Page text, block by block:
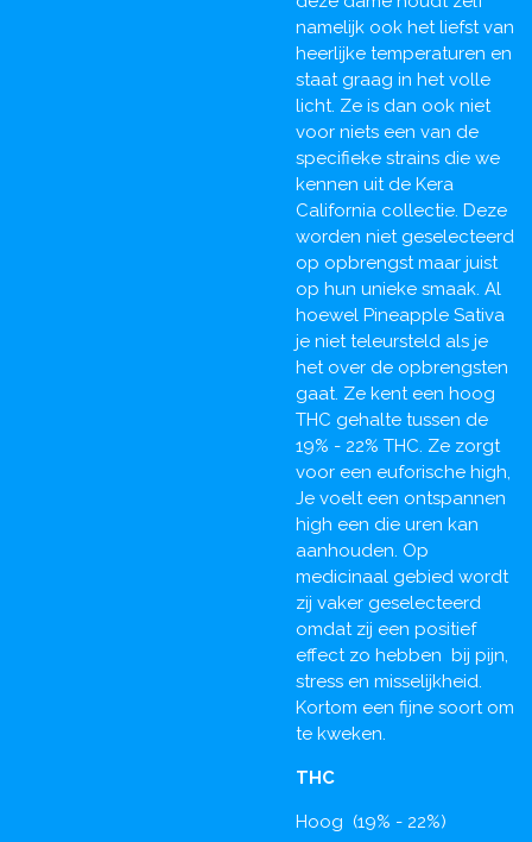
namelijk ook het liefst van
heerlijke temperaturen en
staat graag in het volle
licht. Ze is dan ook niet
voor niets een van de
specifieke strains die we
kennen uit de Kera
California collectie. Deze
worden niet geselecteerd
op opbrengst maar juist
op hun unieke smaak. Al
hoewel Pineapple Sativa
je niet teleursteld als je
het over de opbrengsten
gaat. Ze kent een hoog
THC gehalte tussen de
19% - 22% THC. Ze zorgt
voor een euforische high,
Je voelt een ontspannen
high een die uren kan
aanhouden. Op
medicinaal gebied wordt
zij vaker geselecteerd
omdat zij een positief
effect zo hebben bij pijn,
stress en misselijkheid.
Kortom een fijne soort om
te kweken.
THC
Hoog (19% - 22%)